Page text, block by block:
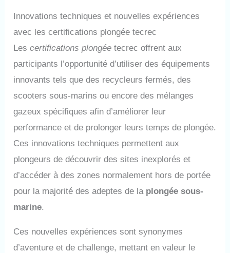
Innovations techniques et nouvelles expériences
avec les certifications plongée tecrec
Lescertifications plongée tecrec offrent aux
participants l’opportunité d’utiliser des équipements
innovants tels que des recycleurs fermés, des
scooters sous-marins ou encore des mélanges
gazeux spécifiques afin d’améliorer leur
performance et de prolonger leurs temps de plongée.
Ces innovations techniques permettent aux
plongeurs de découvrir des sites inexplorés et
d’accéder à des zones normalement hors de portée
pour la majorité des adeptes de la plongée sous-
marine.
Ces nouvelles expériences sont synonymes
d’aventure et de challenge, mettant en valeur le